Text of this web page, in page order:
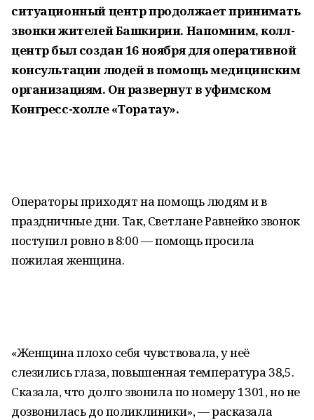
ситуационный центр продолжает принимать
звонки жителей Башкирии. Напомним, колл-
центр был создан 16 ноября для оперативной
консультации людей в помощь медицинским
организациям. Он развернут в уфимском
Конгресс-холле «Торатау».
Операторы приходят на помощь людям и в
праздничные дни. Так, Светлане Равнейко звонок
поступил ровно в 8:00 — помощь просила
пожилая женщина.
«Женщина плохо себя чувствовала, у неё
слезились глаза, повышенная температура 38,5.
Сказала, что долго звонила по номеру 1301, но не
дозвонилась до поликлиники», — расказала